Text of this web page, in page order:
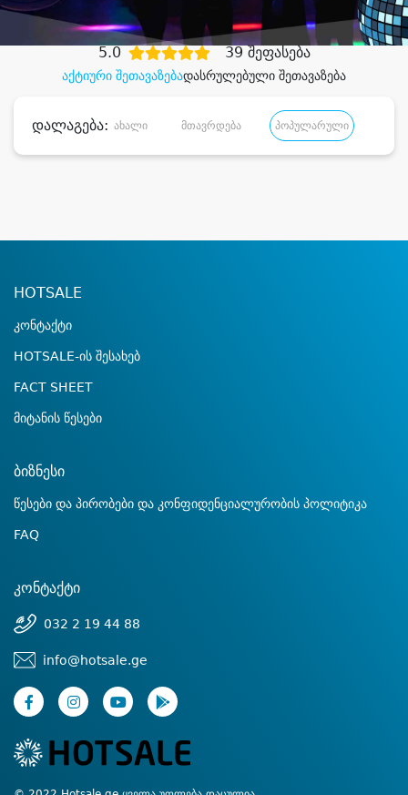
აქტიური შეთავაზებადასრულებული შეთავაზება
5.0 39 შეფასება
დალაგება: ახალი მთავრდება პოპულარული
HOTSALE
კონტაქტი
HOTSALE-ის შესახებ
FACT SHEET
მიტანის წესები
ბიზნესი
წესები და პირობები და კონფიდენციალურობის პოლიტიკა
FAQ
კონტაქტი
032 2 19 44 88
info@hotsale.ge